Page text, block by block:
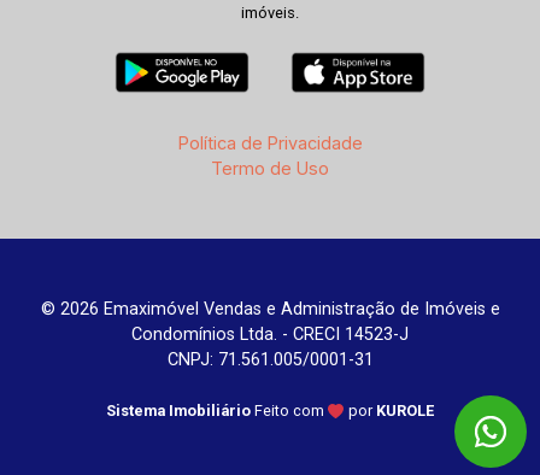
imóveis.
Política de Privacidade
Termo de Uso
© 2026 Emaximóvel Vendas e Administração de Imóveis e
Condomínios Ltda. - CRECI 14523-J
CNPJ: 71.561.005/0001-31
Sistema Imobiliário Feito com por KUROLE